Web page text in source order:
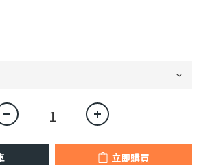
立即購買